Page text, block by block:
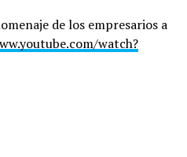
de los empresarios a
watch?